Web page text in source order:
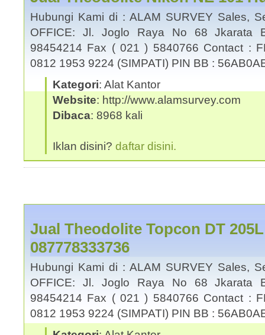
Hubungi Kami di : ALAM SURVEY Sales,
OFFICE: Jl. Joglo Raya No 68 Jkarata
98454214 Fax ( 021 ) 5840766 Contact :
0812 1953 9224 (SIMPATI) PIN BB :
Kategori: Alat Kantor
Website: http://www.alamsurvey.com
Dibaca: 8968 kali
Iklan disini? daftar disini.
Jual Theodolite Topcon DT
087778333736
Hubungi Kami di : ALAM SURVEY Sales,
OFFICE: Jl. Joglo Raya No 68 Jkarata
98454214 Fax ( 021 ) 5840766 Contact :
0812 1953 9224 (SIMPATI) PIN BB :